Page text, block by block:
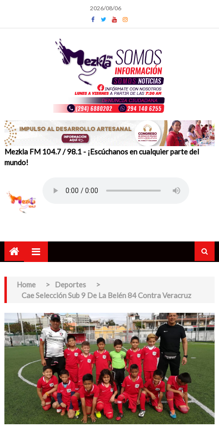
content
2026/08/06
Mezkla FM 104.7 / 98.1 - ¡Escúchanos en cualquier parte del
mundo!
Home > Deportes
>
Cae Selección Sub 9 De La Belén 84 Contra Veracruz